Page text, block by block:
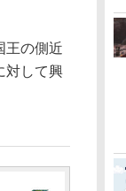
王の側近
対して興